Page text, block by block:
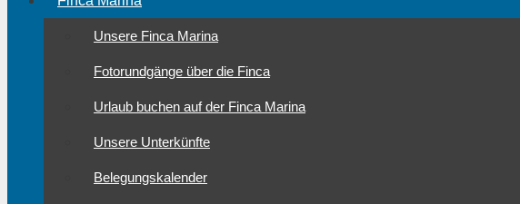
Unsere Finca Marina
Fotorundgänge über die Finca
Urlaub buchen auf der Finca Marina
Unsere Unterkünfte
Belegungskalender